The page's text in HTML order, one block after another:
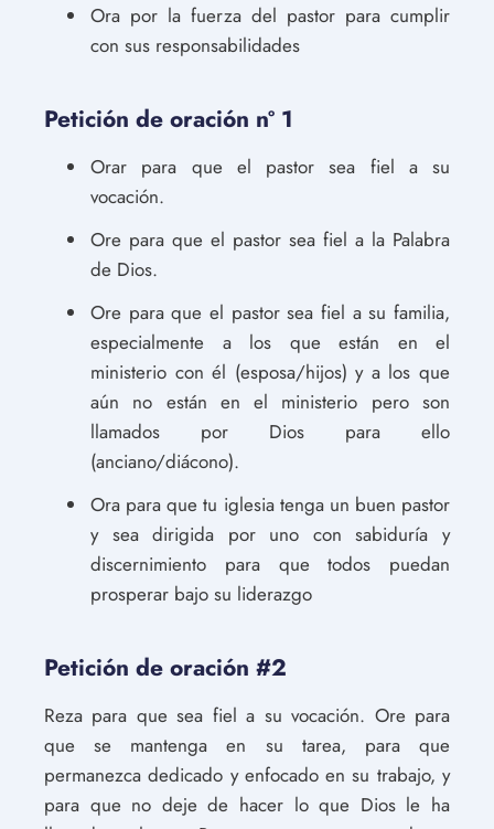
Ora por la fuerza del pastor para cumplir
con sus responsabilidades
Petición de oración nº 1
Orar para que el pastor sea fiel a su
vocación.
Ore para que el pastor sea fiel a la Palabra
de Dios.
Ore para que el pastor sea fiel a su familia,
especialmente a los que están en el
ministerio con él (esposa/hijos) y a los que
aún no están en el ministerio pero son
llamados por Dios para ello
(anciano/diácono).
Ora para que tu iglesia tenga un buen pastor
y sea dirigida por uno con sabiduría y
discernimiento para que todos puedan
prosperar bajo su liderazgo
Petición de oración #2
Reza para que sea fiel a su vocación. Ore para
que se mantenga en su tarea, para que
permanezca dedicado y enfocado en su trabajo, y
para que no deje de hacer lo que Dios le ha